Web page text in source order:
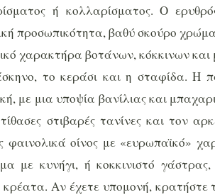
ή κολλαρίσματος. Ο
προσωπικότητα, βαθύ σκούρο
χαρακτήρα βοτάνων, κόκκινων
το κεράσι και η σταφίδα. Η
με μια υποψία βανίλιας και
στιβαρές τανίνες και τον
φαινολικά οίνος με «ευρωπαϊκό»
με κυνήγι, ή κοκκινιστό
κρέατα. Αν έχετε υπομονή,